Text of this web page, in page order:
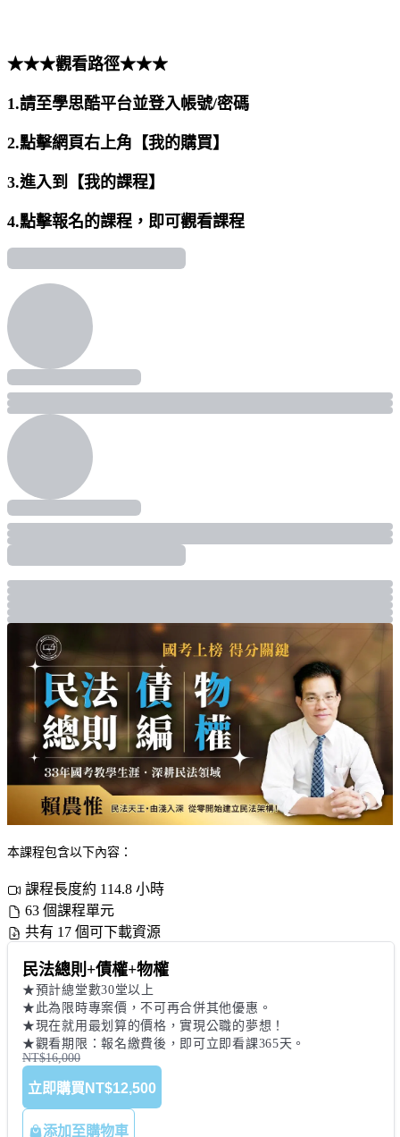
★★★觀看路徑★★★
1.請至學思酷平台並登入帳號/密碼
2.點擊網頁右上角【我的購買】
3.進入到【我的課程】
4.點擊報名的課程，即可觀看課程
本課程包含以下內容：
課程長度約 114.8 小時
63 個課程單元
共有 17 個可下載資源
民法總則+債權+物權
★預計總堂數30堂以上
★此為限時專案價，不可再合併其他優惠。
★現在就用最划算的價格，實現公職的夢想！
★觀看期限：報名繳費後，即可立即看課365天。
NT$16,000
立即購買 NT$12,500
添加至購物車